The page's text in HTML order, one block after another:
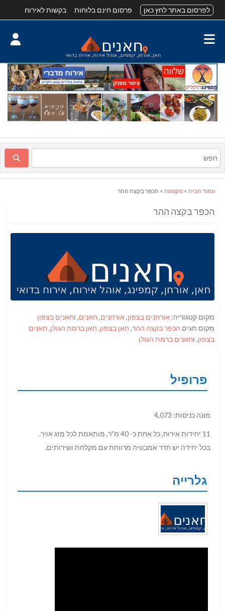
לפרסום באתר לחץ כאן פרסום חינם בלוחות בקשות לאירוח
עמוד הבית > מקומות > הכפר בקצה ההר
הכפר בקצה ההר
מקום קטגוריה: אורחנים בצפון, אורחנים, חאנים, וחאנים בצפון
מקום תגים הכפר בקצה ההר, חאן בצפון, חאן ברמת הגולן, חאנים
בצפון, וחאנים ברמת הגולן
פרופיל
מונה כניסות: 4,073
11 יחידות אירוח, כל אחת כ- 40 מ"ר, מותאמת לכל מזג אויר.
בכל יחידה יש חדר אמבטיה מרווחת עם מקלחת ושירותים.
גלרייה